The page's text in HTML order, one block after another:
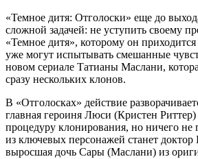
«Темное дитя: Отголоски» еще до
сложной задачей: не уступить своему
«Темное дитя», которому он
уже могут испытывать смешанные
новом сериале Татианы Маслани,
сразу нескольких клонов.
В «Отголосках» действие
главная героиня Люси (Кристен
процедуру клонирования, но ничего
из ключевых персонажей станет
выросшая дочь Сары (Маслани) из